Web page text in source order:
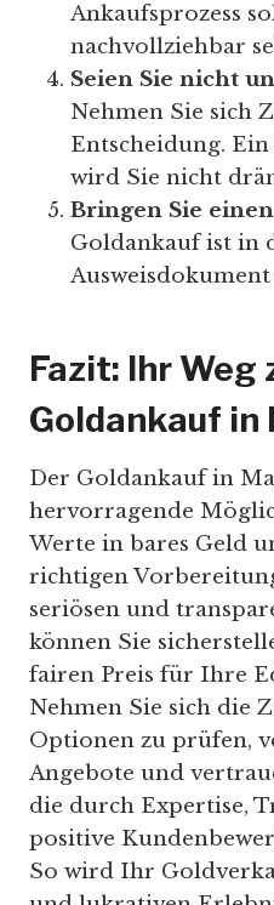
Ankaufsprozess
nachvollziehbar
Seien Sie nicht
Nehmen Sie sich
Entscheidung.
wird Sie nicht
Bringen Sie
Goldankauf ist in
Fazit: Ihr Weg
Goldankauf in
Der Goldankauf in
hervorragende
Werte in bares Geld
richtigen
seriösen und
können Sie
fairen Preis für Ihre
Nehmen Sie sich die
Optionen zu prüfen,
Angebote und
die durch Expertise,
positive
So wird Ihr